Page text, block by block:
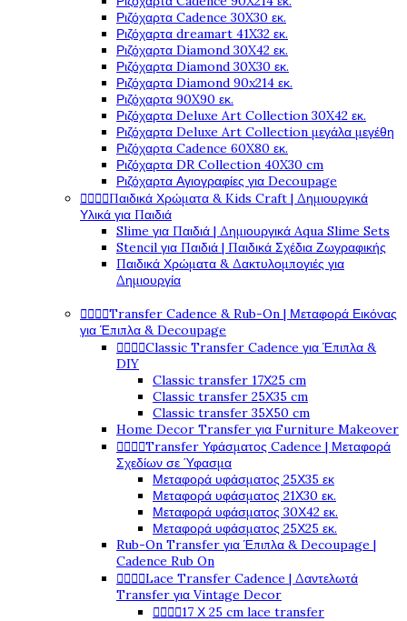
Ριζόχαρτα Cadence 30X30 εκ.
Ριζόχαρτα dreamart 41X32 εκ.
Ριζόχαρτα Diamond 30X42 εκ.
Ριζόχαρτα Diamond 30X30 εκ.
Ριζόχαρτα Diamond 90x214 εκ.
Ριζόχαρτα 90X90 εκ.
Ριζόχαρτα Deluxe Art Collection 30X42 εκ.
Ριζόχαρτα Deluxe Art Collection μεγάλα μεγέθη
Ριζόχαρτα Cadence 60X80 εκ.
Ριζόχαρτα DR Collection 40X30 cm
Ριζόχαρτα Αγιογραφίες για Decoupage
Παιδικά Χρώματα & Kids Craft | Δημιουργικά
Υλικά για Παιδιά
Slime για Παιδιά | Δημιουργικά Aqua Slime Sets
Stencil για Παιδιά | Παιδικά Σχέδια Ζωγραφικής
Παιδικά Χρώματα & Δακτυλομπογιές για
Δημιουργία
Transfer Cadence & Rub-On | Μεταφορά Εικόνας
για Έπιπλα & Decoupage
Classic Transfer Cadence για Έπιπλα &
DIY
Classic transfer 17Χ25 cm
Classic transfer 25Χ35 cm
Classic transfer 35Χ50 cm
Home Decor Transfer για Furniture Makeover
Transfer Υφάσματος Cadence | Μεταφορά
Σχεδίων σε Ύφασμα
Μεταφορά υφάσματος 25Χ35 εκ
Μεταφορά υφάσματος 21Χ30 εκ.
Μεταφορά υφάσματος 30Χ42 εκ.
Μεταφορά υφάσματος 25Χ25 εκ.
Rub-On Transfer για Έπιπλα & Decoupage |
Cadence Rub On
Lace Transfer Cadence | Δαντελωτά
Transfer για Vintage Decor
17 Χ 25 cm lace transfer